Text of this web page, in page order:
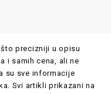
precizniji u opisu
i samih cena, ali ne
su sve informacije
Svi artikli prikazani na